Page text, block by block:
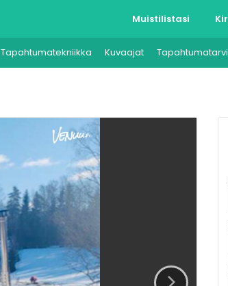
Muistilistasi
Tapahtumatekniikka Kuvaajat